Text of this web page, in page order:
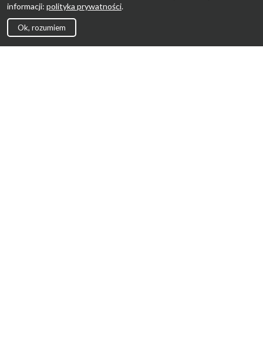
informacji: polityka prywatności.
Ok, rozumiem